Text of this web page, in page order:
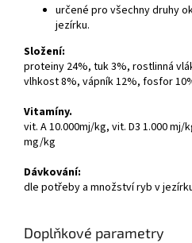
určené pro všechny druhy
jezírku.
Složení:
proteiny 24%, tuk 3%, rostlinná
vlhkost 8%, vápník 12%, fosfor
Vitamíny.
vit. A 10.000mj/kg, vit. D3 1.000 mj/
mg/kg
Dávkování:
dle potřeby a množství ryb v
Doplňkové parametry